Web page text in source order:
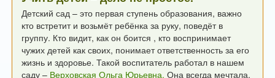
Детский сад – это первая ступень образования, важно
кто встретит и возьмёт ребёнка за руку, поведёт в
группу. Кто видит, как он боится , кто воспринимает
чужих детей как своих, понимает ответственность за его
жизнь и здоровье.Такой воспитатель работал в нашем
саду – Верховская Ольга Юрьевна. Она всегда мечтала,